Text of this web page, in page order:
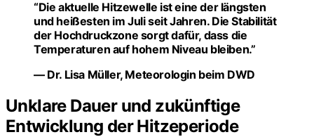
“Die aktuelle Hitzewelle ist eine der längsten
und heißesten im Juli seit Jahren. Die Stabilität
der Hochdruckzone sorgt dafür, dass die
Temperaturen auf hohem Niveau bleiben.”
— Dr. Lisa Müller, Meteorologin beim DWD
Unklare Dauer und zukünftige
Entwicklung der Hitzeperiode